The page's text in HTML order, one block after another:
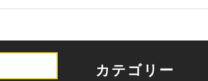
カテゴリー